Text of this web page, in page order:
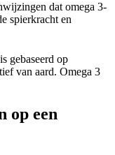
dat omega 3-
spierkracht en
gebaseerd op
van aard. Omega 3
op een